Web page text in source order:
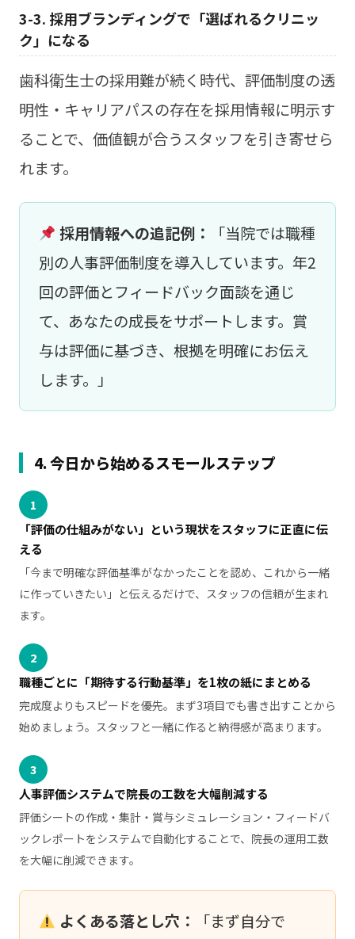
3-3. 採用ブランディングで「選ばれるクリニッ
ク」になる
歯科衛生士の採用難が続く時代、評価制度の透
明性・キャリアパスの存在を採用情報に明示す
ることで、価値観が合うスタッフを引き寄せら
れます。
採用情報への追記例：
「当院では職種
別の人事評価制度を導入しています。年2
回の評価とフィードバック面談を通じ
て、あなたの成長をサポートします。賞
与は評価に基づき、根拠を明確にお伝え
します。」
4. 今日から始めるスモールステップ
1
「評価の仕組みがない」という現状をスタッフに正直に伝
える
「今まで明確な評価基準がなかったことを認め、これから一緒
に作っていきたい」と伝えるだけで、スタッフの信頼が生まれ
ます。
2
職種ごとに「期待する行動基準」を1枚の紙にまとめる
完成度よりもスピードを優先。まず3項目でも書き出すことから
始めましょう。スタッフと一緒に作ると納得感が高まります。
3
人事評価システムで院長の工数を大幅削減する
評価シートの作成・集計・賞与シミュレーション・フィードバ
ックレポートをシステムで自動化することで、院長の運用工数
を大幅に削減できます。
よくある落とし穴：
「まず自分で